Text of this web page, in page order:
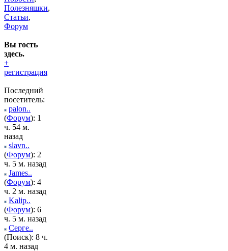
Полезняшки,
Статьи,
Форум
Вы гость
здесь.
+
регистрация
Последний
посетитель:
palon..
(Форум): 1
ч. 54 м.
назад
slavn..
(Форум): 2
ч. 5 м. назад
James..
(Форум): 4
ч. 2 м. назад
Kalip..
(Форум): 6
ч. 5 м. назад
Серге..
(Поиск): 8 ч.
4 м. назад